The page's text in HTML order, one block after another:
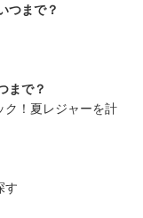
つまで？
まで？
ク！夏レジャーを計
す